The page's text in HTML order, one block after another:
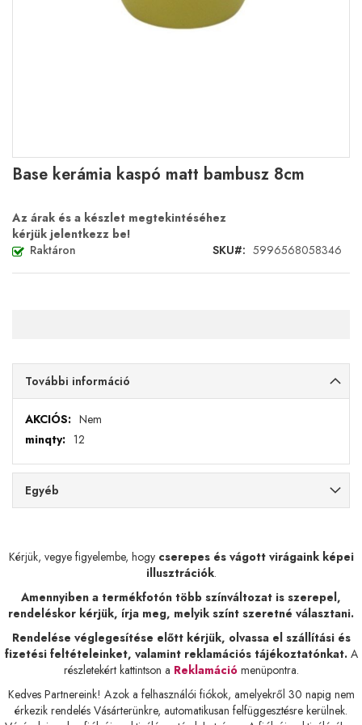
Base kerámia kaspó matt bambusz 8cm
Az árak és a készlet megtekintéséhez
kérjük jelentkezz be!
Raktáron
SKU 5996568058346
Ugrás
a
elejére
További információ
További
információ
Nem
12
Egyéb
Kérjük, vegye figyelembe, hogy cserepes és vágott virágaink képei
illusztrációk.
Amennyiben a termékfotón több színváltozat is szerepel,
rendeléskor kérjük, írja meg, melyik színt szeretné választani.
Rendelése véglegesítése előtt kérjük, olvassa el szállítási és
fizetési feltételeinket, valamint reklamációs tájékoztatónkat.A
részletekért kattintson a Reklamáció menüpontra.
Kedves Partnereink! Azok a felhasználói fiókok, amelyekről 30 napig nem
érkezik rendelés Vásárterünkre, automatikusan felfüggesztésre kerülnek.